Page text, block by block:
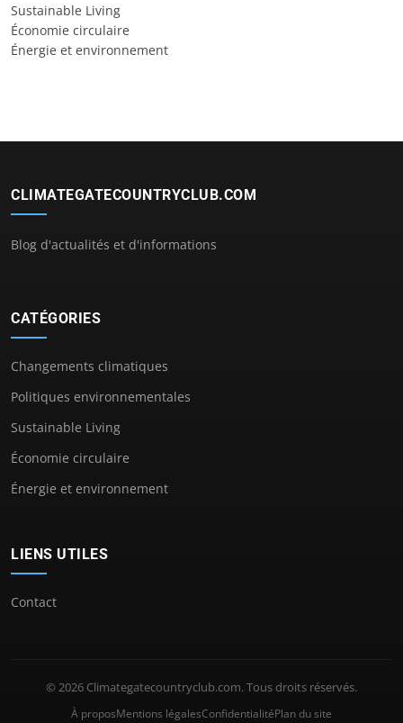
Sustainable Living
Économie circulaire
Énergie et environnement
CLIMATEGATECOUNTRYCLUB.COM
Blog d'actualités et d'informations
CATÉGORIES
Changements climatiques
Politiques environnementales
Sustainable Living
Économie circulaire
Énergie et environnement
LIENS UTILES
Contact
© 2026 Climategatecountryclub.com. Tous droits réservés.
À proposMentions légalesConfidentialitéPlan du site